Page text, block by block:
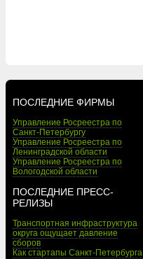
ПОСЛЕДНИЕ ФИРМЫ
Управление Росреестра по
Санкт-Петербургу
Управление Росреестра по
Ленинградской области
Управление Росреестра по
Вологодской области
ПОСЛЕДНИЕ ПРЕСС-
РЕЛИЗЫ
Транспортная инфраструктура
округа ощущает давление
сборов
Как стартапы Санкт-Петербурга